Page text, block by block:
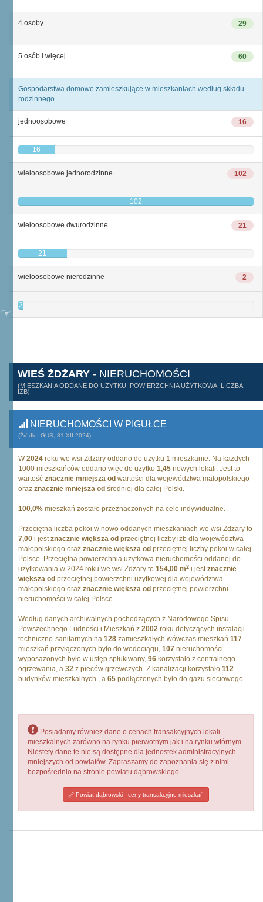
29
4 osoby
60
5 osób i więcej
Gospodarstwa domowe zamieszkujące w mieszkaniach według składu
rodzinnego
16
jednoosobowe
16
102
wieloosobowe jednorodzinne
102
21
wieloosobowe dwurodzinne
21
2
wieloosobowe nierodzinne
2
WIEŚ ŻDŻARY - NIERUCHOMOŚCI
(MIESZKANIA ODDANE DO UŻYTKU, POWIERZCHNIA UŻYTKOWA, LICZBA
IZB)
NIERUCHOMOŚCI W PIGUŁCE
(Źródło: GUS, 31.XII.2024)
W2024 roku we wsi Żdżary oddano do użytku 1 mieszkanie. Na każdych
1000 mieszkańców oddano więc do użytku 1,45 nowych lokali. Jest to
wartość znacznie mniejsza od wartości dla województwa małopolskiego
oraz znacznie mniejsza od średniej dla całej Polski.
100,0% mieszkań zostało przeznaczonych na cele indywidualne.
Przeciętna liczba pokoi w nowo oddanych mieszkaniach we wsi Żdżary to
7,00 i jestznacznie większa od przeciętnej liczby izb dla województwa
małopolskiego oraz znacznie większa od przeciętnej liczby pokoi w całej
Polsce. Przeciętna powierzchnia użytkowa nieruchomości oddanej do
użytkowania w 2024 roku we wsi Żdżary to 154,00 m2 i jestznacznie
większa od przeciętnej powierzchni użytkowej dla województwa
małopolskiego oraz znacznie większa od przeciętnej powierzchni
nieruchomości w całej Polsce.
Według danych archiwalnych pochodzących z Narodowego Spisu
Powszechnego Ludności i Mieszkań z 2002 roku dotyczących instalacji
techniczno-sanitarnych na 128 zamieszkałych wówczas mieszkań 117
mieszkań przyłączonych było do wodociągu, 107 nieruchomości
wyposażonych było w ustęp spłukiwany, 96 korzystało z centralnego
ogrzewania, a 32 z pieców grzewczych. Z kanalizacji korzystało 112
budynków mieszkalnych , a 65 podłączonych było do gazu sieciowego.
Posiadamy również dane o cenach transakcyjnych lokali
mieszkalnych zarówno na rynku pierwotnym jak i na rynku wtórnym.
Niestety dane te nie są dostępne dla jednostek administracyjnych
mniejszych od powiatów. Zapraszamy do zapoznania się z nimi
bezpośrednio na stronie powiatu dąbrowskiego.
Powiat dąbrowski - ceny transakcyjne mieszkań